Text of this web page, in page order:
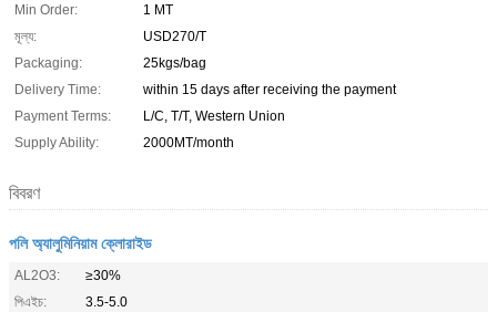
Min Order:
1 MT
মূল্য:
USD270/T
Packaging:
25kgs/bag
Delivery Time:
within 15 days after receiving the payment
Payment Terms:
L/C, T/T, Western Union
Supply Ability:
2000MT/month
বিবরণ
পলি অ্যালুমিনিয়াম ক্লোরাইড
AL2O3:
≥30%
পিএইচ:
3.5-5.0